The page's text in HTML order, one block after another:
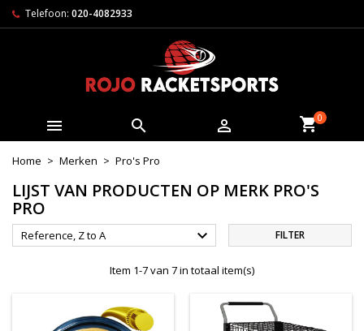
Telefoon: 020-4082933
   0
Home Merken Pro's Pro
LIJST VAN PRODUCTEN OP MERK PRO'S
PRO
Reference, Z to A  FILTER
Item 1-7 van 7 in totaal item(s)